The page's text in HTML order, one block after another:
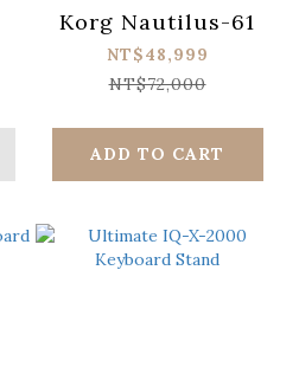
Korg Nautilus-61
NT$48,999
NT$72,000
ADD TO CART